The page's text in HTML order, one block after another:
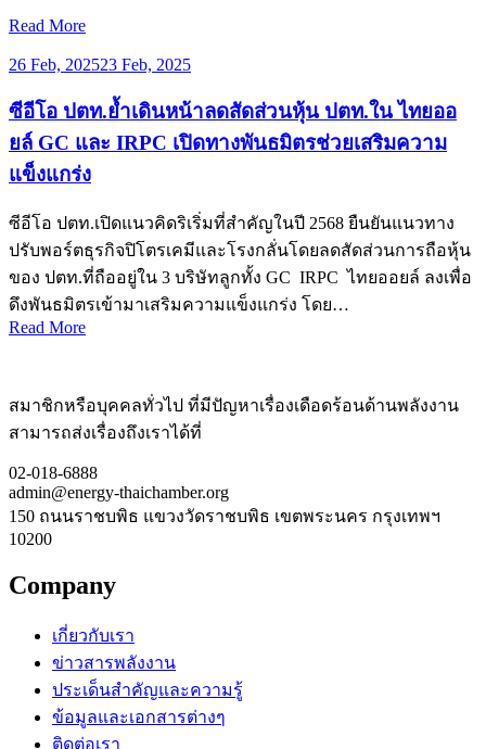
Read More
26 Feb, 202523 Feb, 2025
ซีอีโอ ปตท.ย้ำเดินหน้าลดสัดส่วนหุ้น ปตท.ใน ไทยออ
ยล์ GC และ IRPC เปิดทางพันธมิตรช่วยเสริมความ
แข็งแกร่ง
ซีอีโอ ปตท.เปิดแนวคิดริเริ่มที่สำคัญในปี 2568 ยืนยันแนวทาง
ปรับพอร์ตธุรกิจปิโตรเคมีและโรงกลั่นโดยลดสัดส่วนการถือหุ้น
ของ ปตท.ที่ถืออยู่ใน 3 บริษัทลูกทั้ง GC IRPC ไทยออยล์ ลงเพื่อ
ดึงพันธมิตรเข้ามาเสริมความแข็งแกร่ง โดย…
Read More
สมาชิกหรือบุคคลทั่วไป ที่มีปัญหาเรื่องเดือดร้อนด้านพลังงาน
สามารถส่งเรื่องถึงเราได้ที่
02-018-6888
admin@energy-thaichamber.org
150 ถนนราชบพิธ แขวงวัดราชบพิธ เขตพระนคร กรุงเทพฯ
10200
Company
เกี่ยวกับเรา
ข่าวสารพลังงาน
ประเด็นสำคัญและความรู้
ข้อมูลและเอกสารต่างๆ
ติดต่อเรา